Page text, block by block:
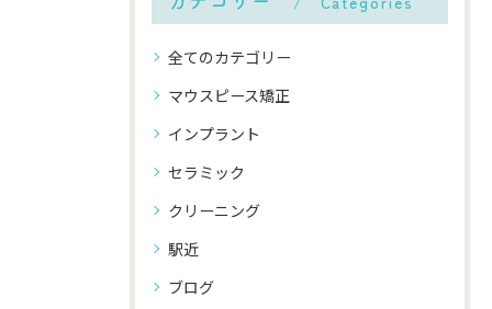
全てのカテゴリー
マウスピース矯正
インプラント
セラミック
クリーニング
駅近
ブログ